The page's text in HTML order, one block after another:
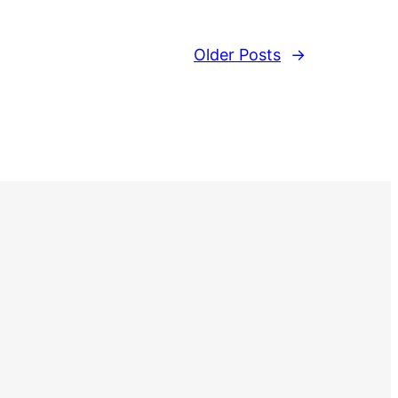
Older Posts →